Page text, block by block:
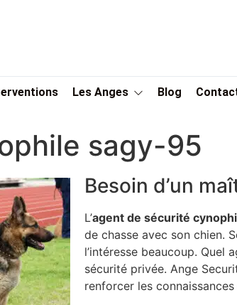
Les Anges Blog
sagy-95
Besoin d’un
L’agent de sécurité
de chasse avec son chien.
l’intéresse beaucoup.
sécurité privée. Ange
renforcer les